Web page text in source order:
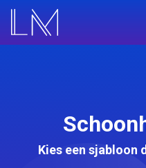
Kies een sjabloon